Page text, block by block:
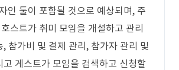
인 툴이 포함될 것으로 예상되며, 주
스트가 취미 모임을 개설하고 관리
, 참가비 및 결제 관리, 참가자 관리 및
고 게스트가 모임을 검색하고 신청할